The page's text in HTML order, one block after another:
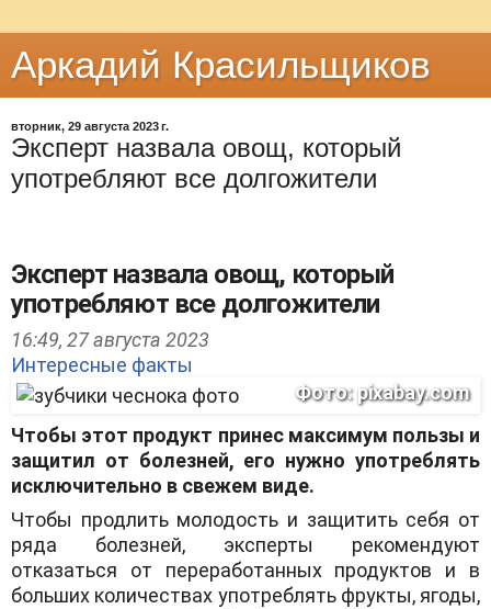
Аркадий Красильщиков
вторник, 29 августа 2023 г.
Эксперт назвала овощ, который
употребляют все долгожители
Эксперт назвала овощ, который
употребляют все долгожители
16:49, 27 августа 2023
Интересные факты
Фото: pixabay.com
Чтобы этот продукт принес максимум пользы и
защитил от болезней, его нужно употреблять
исключительно в свежем виде.
Чтобы продлить молодость и защитить себя от
ряда болезней, эксперты рекомендуют
отказаться от переработанных продуктов и в
больших количествах употреблять фрукты, ягоды,